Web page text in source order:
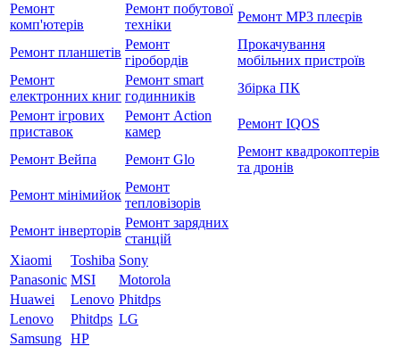
Ремонт
комп'ютерів
Ремонт побутової
техніки
Ремонт MP3 плеєрів
Ремонт планшетів
Ремонт
гіробордів
Прокачування
мобільних пристроїв
Ремонт
електронних книг
Ремонт smart
годинників
Збірка ПК
Ремонт ігрових
приставок
Ремонт Action
камер
Ремонт IQOS
Ремонт Вейпа Ремонт Glo
Ремонт квадрокоптерів
та дронів
Ремонт мiнiмийок
Ремонт
тепловізорів
Ремонт інверторів
Ремонт зарядних
станцій
Xiaomi
Toshiba Sony
Panasonic MSI
Motorola
Huawei
Lenovo Phitdps
Lenovo
Phitdps LG
Samsung HP